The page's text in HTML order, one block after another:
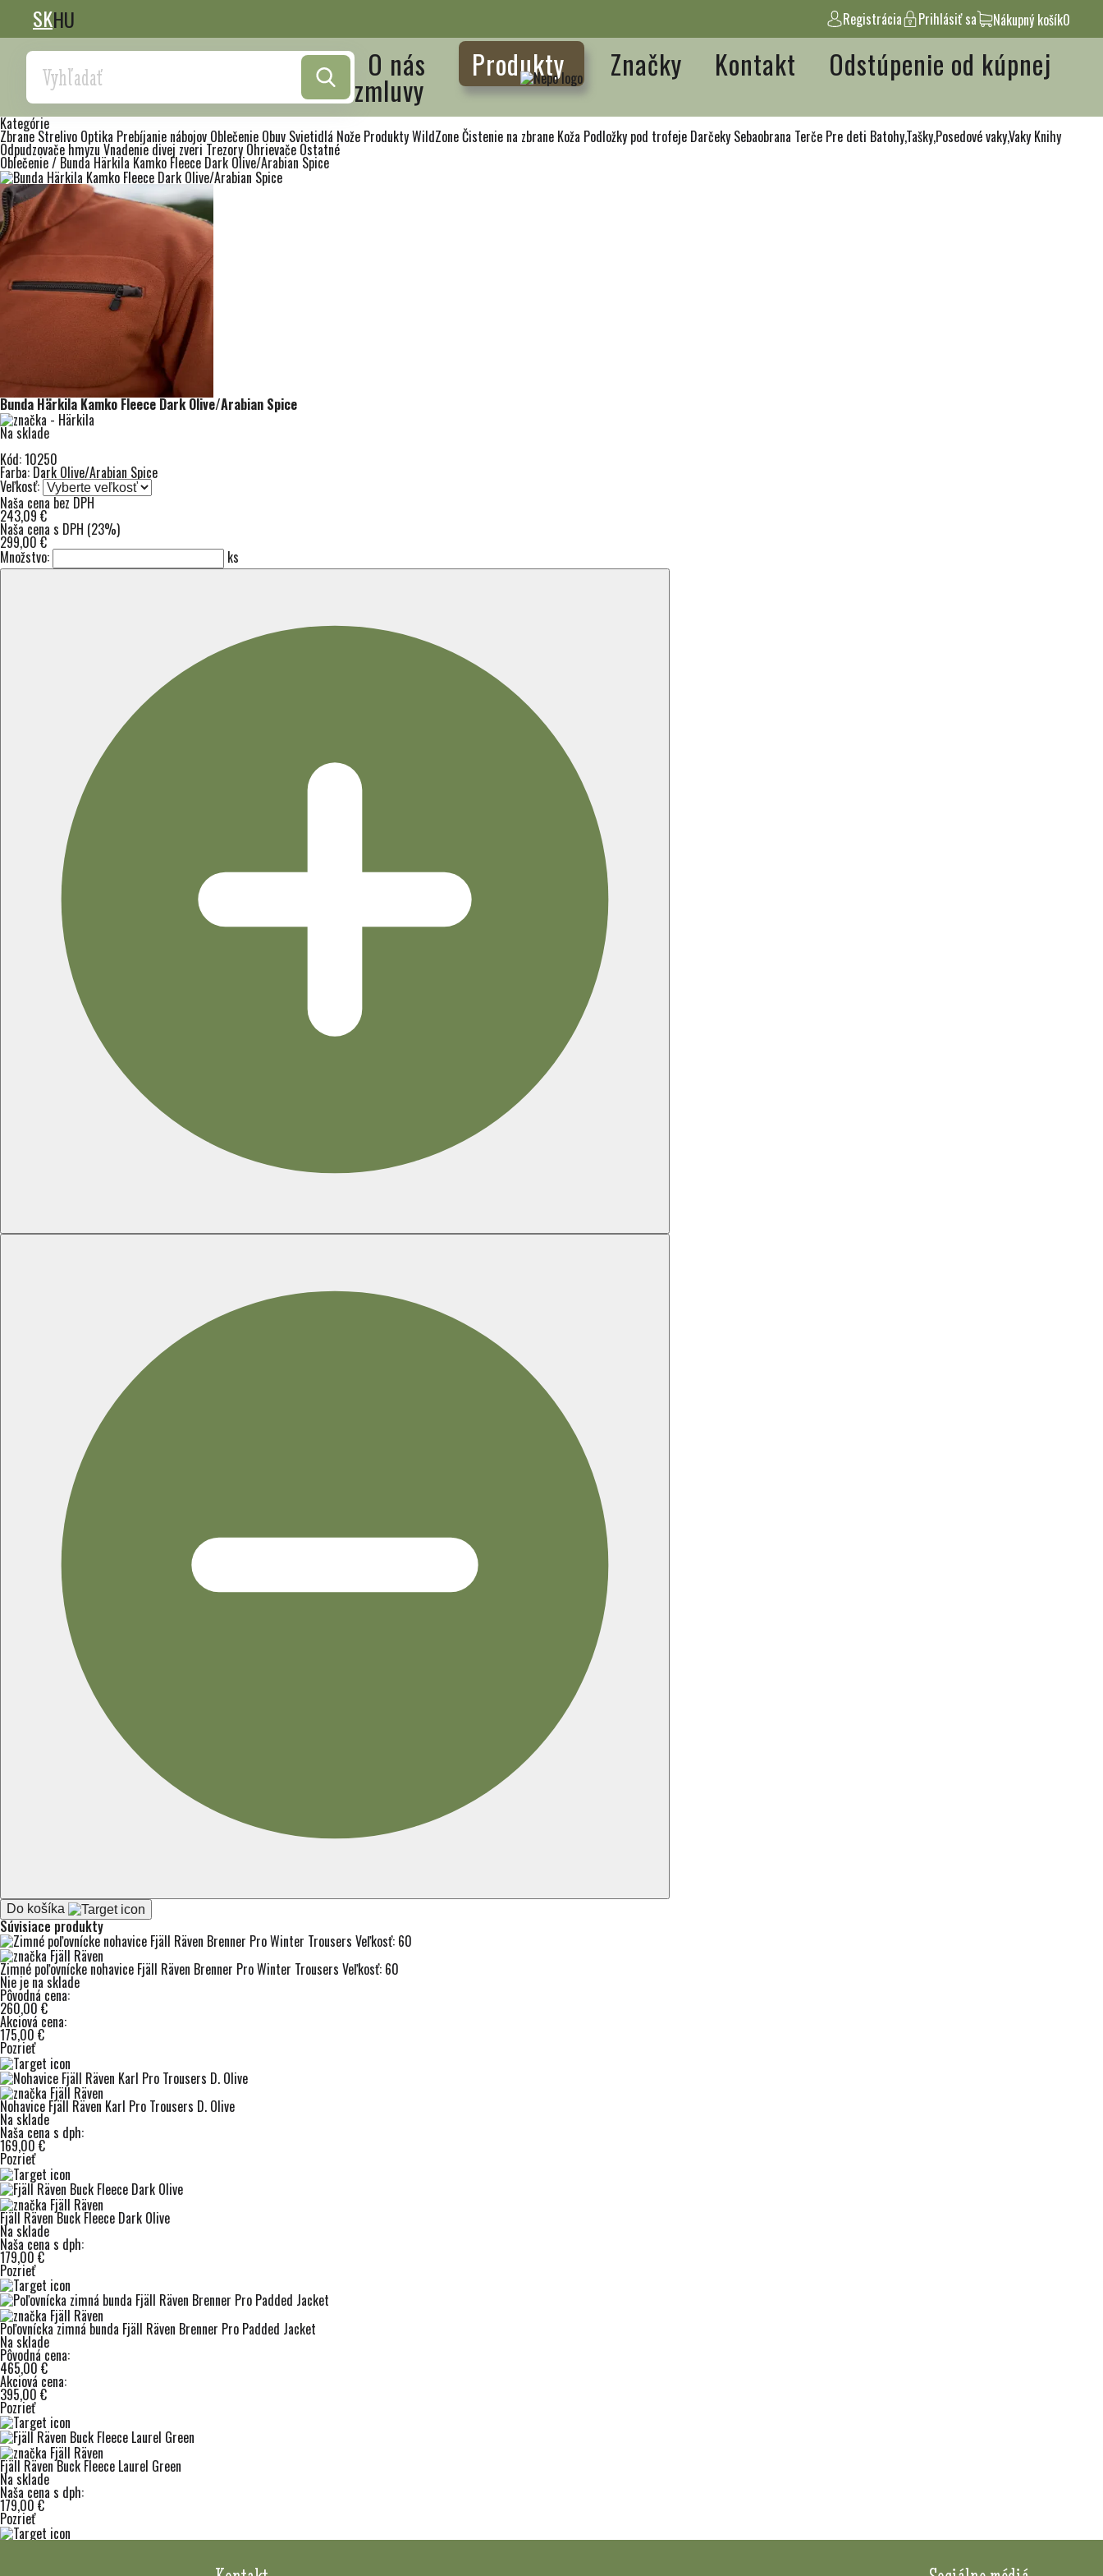
SKHU Registrácia Prihlásiť sa Nákupný košík0
Search O nás Produkty Značky Kontakt Odstúpenie od kúpnej
zmluvy
Kategórie
Zbrane Strelivo Optika Prebíjanie nábojov Oblečenie Obuv Svietidlá Nože Produkty WildZoneČistenie na zbrane Koža Podložky pod trofeje Darčeky Sebaobrana Terče Pre deti Batohy,Tašky,Posedové vaky,Vaky Knihy
Odpudzovače hmyzu Vnadenie divej zveri Trezory Ohrievače Ostatné
Oblečenie/ Bunda Härkila Kamko Fleece Dark Olive/Arabian Spice
Bunda Härkila Kamko Fleece Dark Olive/Arabian Spice
Na sklade
Kód: 10250
Farba: Dark Olive/Arabian Spice
Veľkosť:
Naša cena bez DPH
243,09 €
Naša cena s DPH (23%)
299,00 €
Množstvo: ks
Do košíka
Súvisiace produkty
Zimné poľovnícke nohavice Fjäll Räven Brenner Pro Winter Trousers Veľkosť: 60
Nie je na sklade
Pôvodná cena:
260,00 €
Akciová cena:
175,00 €
Pozrieť
Nohavice Fjäll Räven Karl Pro Trousers D. Olive
Na sklade
Naša cena s dph:
169,00 €
Pozrieť
Fjäll Räven Buck Fleece Dark Olive
Na sklade
Naša cena s dph:
179,00 €
Pozrieť
Poľovnícka zimná bunda Fjäll Räven Brenner Pro Padded Jacket
Na sklade
Pôvodná cena:
465,00 €
Akciová cena:
395,00 €
Pozrieť
Fjäll Räven Buck Fleece Laurel Green
Na sklade
Naša cena s dph:
179,00 €
Pozrieť